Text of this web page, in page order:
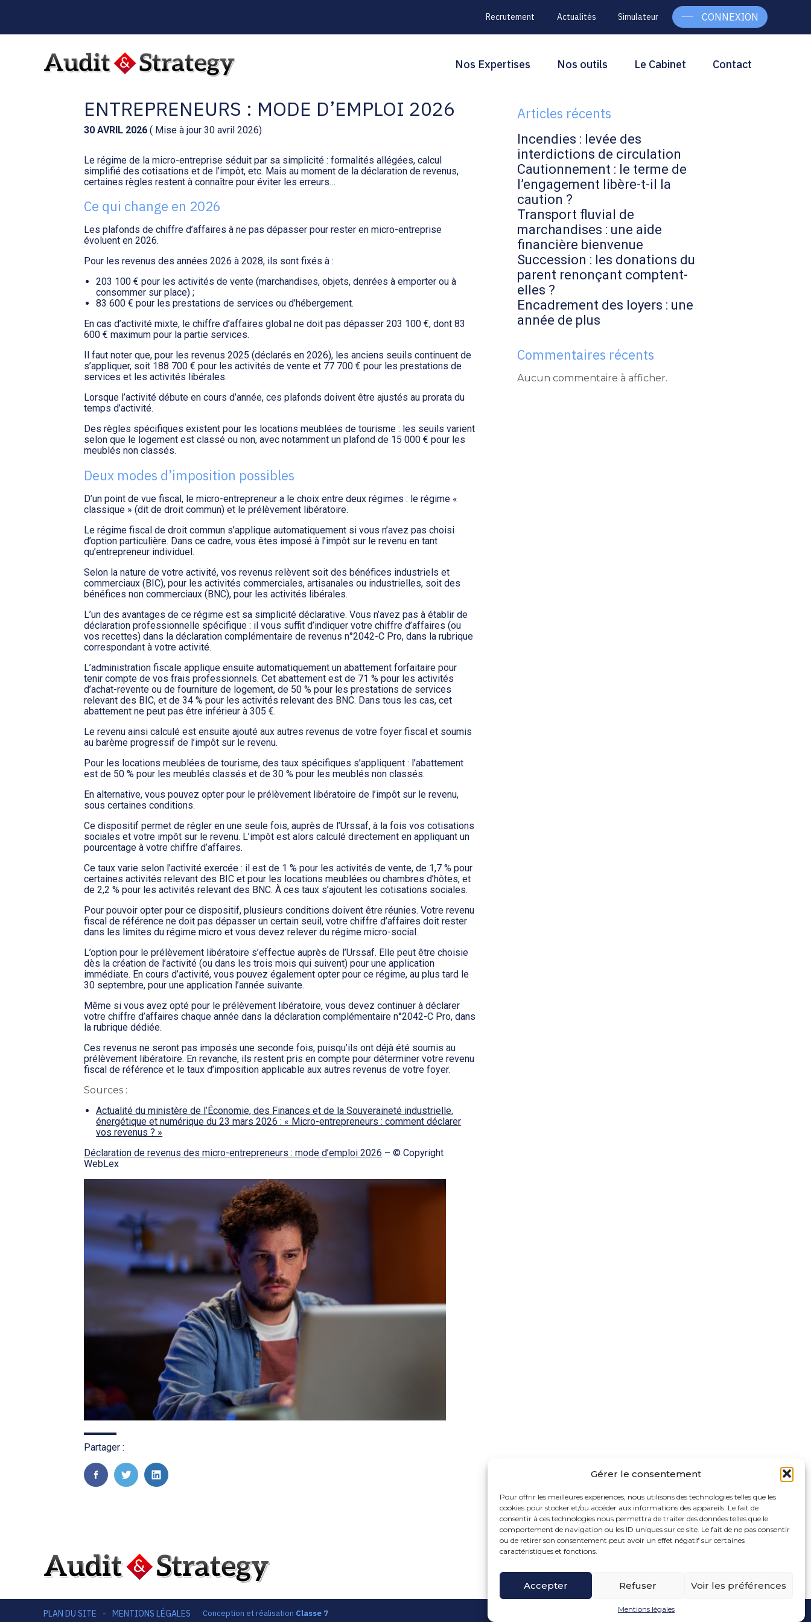
Gérer le consentement
Pour offrir les meilleures expériences, nous utilisons des technologies telles que les
cookies pour stocker et/ou accéder aux informations des appareils. Le fait de
consentir à ces technologies nous permettra de traiter des données telles que le
comportement de navigation ou les ID uniques sur ce site. Le fait de ne pas consentir
ou de retirer son consentement peut avoir un effet négatif sur certaines
caractéristiques et fonctions.
Accepter Refuser Voir les préférences
Mentions légales
sub-
header
Recrutement Actualités Simulateur CONNEXION
Aller
Principal
Nos Expertises Nos outils Le Cabinet Contact
ENTREPRENEURS : MODE D’EMPLOI 2026
30 AVRIL 2026 ( Mise à jour 30 avril 2026)
Le régime de la micro-entreprise séduit par sa simplicité : formalités allégées, calcul
simplifié des cotisations et de l’impôt, etc. Mais au moment de la déclaration de revenus,
certaines règles restent à connaître pour éviter les erreurs…
Ce qui change en 2026
Les plafonds de chiffre d’affaires à ne pas dépasser pour rester en micro-entreprise
évoluent en 2026.
Pour les revenus des années 2026 à 2028, ils sont fixés à :
203 100 € pour les activités de vente (marchandises, objets, denrées à emporter ou à
consommer sur place) ;
83 600 € pour les prestations de services ou d’hébergement.
En cas d’activité mixte, le chiffre d’affaires global ne doit pas dépasser 203 100 €, dont 83
600 € maximum pour la partie services.
Il faut noter que, pour les revenus 2025 (déclarés en 2026), les anciens seuils continuent de
s’appliquer, soit 188 700 € pour les activités de vente et 77 700 € pour les prestations de
services et les activités libérales.
Lorsque l’activité débute en cours d’année, ces plafonds doivent être ajustés au prorata du
temps d’activité.
Des règles spécifiques existent pour les locations meublées de tourisme : les seuils varient
selon que le logement est classé ou non, avec notamment un plafond de 15 000 € pour les
meublés non classés.
Deux modes d’imposition possibles
D’un point de vue fiscal, le micro-entrepreneur a le choix entre deux régimes : le régime «
classique » (dit de droit commun) et le prélèvement libératoire.
Le régime fiscal de droit commun s’applique automatiquement si vous n’avez pas choisi
d’option particulière. Dans ce cadre, vous êtes imposé à l’impôt sur le revenu en tant
qu’entrepreneur individuel.
Selon la nature de votre activité, vos revenus relèvent soit des bénéfices industriels et
commerciaux (BIC), pour les activités commerciales, artisanales ou industrielles, soit des
bénéfices non commerciaux (BNC), pour les activités libérales.
L’un des avantages de ce régime est sa simplicité déclarative. Vous n’avez pas à établir de
déclaration professionnelle spécifique : il vous suffit d’indiquer votre chiffre d’affaires (ou
vos recettes) dans la déclaration complémentaire de revenus n°2042-C Pro, dans la rubrique
correspondant à votre activité.
L’administration fiscale applique ensuite automatiquement un abattement forfaitaire pour
tenir compte de vos frais professionnels. Cet abattement est de 71 % pour les activités
d’achat-revente ou de fourniture de logement, de 50 % pour les prestations de services
relevant des BIC, et de 34 % pour les activités relevant des BNC. Dans tous les cas, cet
abattement ne peut pas être inférieur à 305 €.
Le revenu ainsi calculé est ensuite ajouté aux autres revenus de votre foyer fiscal et soumis
au barème progressif de l’impôt sur le revenu.
Pour les locations meublées de tourisme, des taux spécifiques s’appliquent : l’abattement
est de 50 % pour les meublés classés et de 30 % pour les meublés non classés.
En alternative, vous pouvez opter pour le prélèvement libératoire de l’impôt sur le revenu,
sous certaines conditions.
Ce dispositif permet de régler en une seule fois, auprès de l’Urssaf, à la fois vos cotisations
sociales et votre impôt sur le revenu. L’impôt est alors calculé directement en appliquant un
pourcentage à votre chiffre d’affaires.
Ce taux varie selon l’activité exercée : il est de 1 % pour les activités de vente, de 1,7 % pour
certaines activités relevant des BIC et pour les locations meublées ou chambres d’hôtes, et
de 2,2 % pour les activités relevant des BNC. À ces taux s’ajoutent les cotisations sociales.
Pour pouvoir opter pour ce dispositif, plusieurs conditions doivent être réunies. Votre revenu
fiscal de référence ne doit pas dépasser un certain seuil, votre chiffre d’affaires doit rester
dans les limites du régime micro et vous devez relever du régime micro-social.
L’option pour le prélèvement libératoire s’effectue auprès de l’Urssaf. Elle peut être choisie
dès la création de l’activité (ou dans les trois mois qui suivent) pour une application
immédiate. En cours d’activité, vous pouvez également opter pour ce régime, au plus tard le
30 septembre, pour une application l’année suivante.
Même si vous avez opté pour le prélèvement libératoire, vous devez continuer à déclarer
votre chiffre d’affaires chaque année dans la déclaration complémentaire n°2042-C Pro, dans
la rubrique dédiée.
Ces revenus ne seront pas imposés une seconde fois, puisqu’ils ont déjà été soumis au
prélèvement libératoire. En revanche, ils restent pris en compte pour déterminer votre revenu
fiscal de référence et le taux d’imposition applicable aux autres revenus de votre foyer.
Sources :
Actualité du ministère de l’Économie, des Finances et de la Souveraineté industrielle,
énergétique et numérique du 23 mars 2026 : « Micro-entrepreneurs : comment déclarer
vos revenus ? »
Déclaration de revenus des micro-entrepreneurs : mode d’emploi 2026 – © Copyright
WebLex
Partager :
FaceBook
TwitterLinkedIn
Blog
Rechercher
Articles récents
Incendies : levée des
interdictions de circulation
Cautionnement : le terme de
l’engagement libère-t-il la
caution ?
Transport fluvial de
marchandises : une aide
financière bienvenue
Succession : les donations du
parent renonçant comptent-
elles ?
Encadrement des loyers : une
année de plus
Commentaires récents
Aucun commentaire à afficher.
Footer
Principale
PLAN DU SITE MENTIONS LÉGALES Conception et réalisation Classe 7